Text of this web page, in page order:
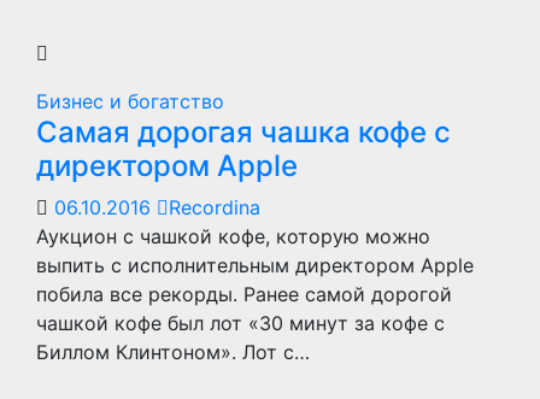
Бизнес и богатство
Самая дорогая чашка кофе с
директором Apple
06.10.2016
Recordina
Аукцион с чашкой кофе, которую можно
выпить с исполнительным директором Apple
побила все рекорды. Ранее самой дорогой
чашкой кофе был лот «30 минут за кофе с
Биллом Клинтоном». Лот с…